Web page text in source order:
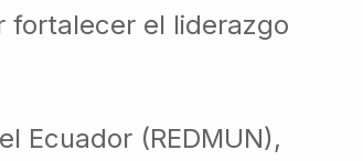
fortalecer el liderazgo
Ecuador (REDMUN),